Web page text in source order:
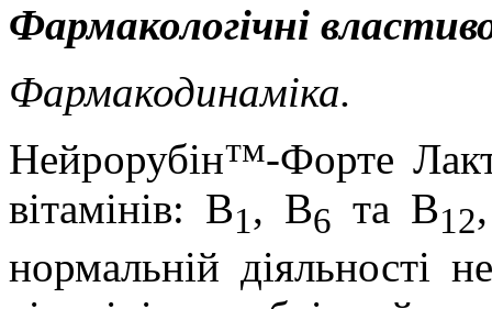
Фармакологічні
Фармакодинаміка.
Нейрорубін™-Форте
вітамінів: В1, В6 та В12
нормальній діяльності